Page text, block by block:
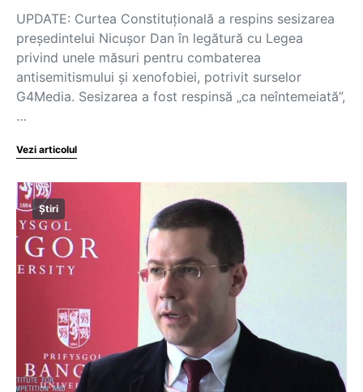
UPDATE: Curtea Constituţională a respins sesizarea
preşedintelui Nicuşor Dan în legătură cu Legea
privind unele măsuri pentru combaterea
antisemitismului şi xenofobiei, potrivit surselor
G4Media. Sesizarea a fost respinsă „ca neîntemeiată”,
…
Vezi articolul
Știri